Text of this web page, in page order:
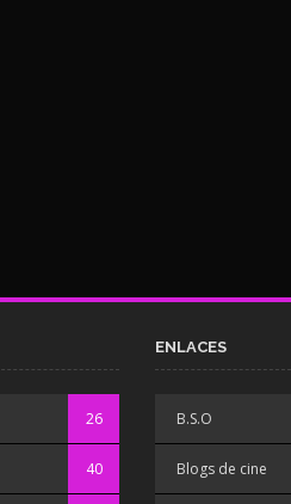
26
40
ENLACES
B.S.O
Blogs de cine